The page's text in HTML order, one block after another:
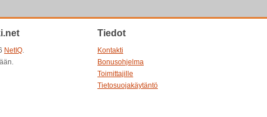
NetIQ.
Tiedot
Kontakti
Bonusohjelma
Toimittajille
Tietosuojakäytäntö